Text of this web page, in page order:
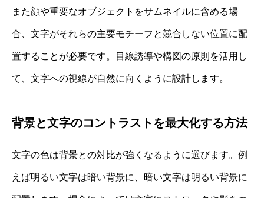
また顔や重要なオブジェクトをサムネイルに含める場
合、文字がそれらの主要モチーフと競合しない位置に配
置することが必要です。目線誘導や構図の原則を活用し
て、文字への視線が自然に向くように設計します。
背景と文字のコントラストを最大化する方法
文字の色は背景との対比が強くなるように選びます。例
えば明るい文字は暗い背景に、暗い文字は明るい背景に